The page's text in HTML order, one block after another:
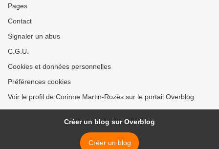
Pages
Contact
Signaler un abus
C.G.U.
Cookies et données personnelles
Préférences cookies
Voir le profil de Corinne Martin-Rozès sur le portail Overblog
Créer un blog sur Overblog
Créer un blog